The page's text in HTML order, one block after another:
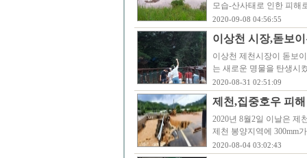
모습-산사태로 인한 피해
2020-09-08 04:56:55
이상천 시장,돋보
이상천 제천시장이 돋보
는 새로운 명물을 탄생시
2020-08-31 02:51:09
제천,집중호우 피
2020년 8월2일 이날은 제
제천 봉양지역에 300mm
2020-08-04 03:02:43